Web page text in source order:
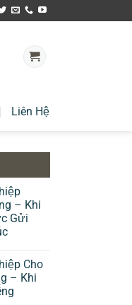
Liên Hệ
– Khi
Gửi
Cho
– Khi